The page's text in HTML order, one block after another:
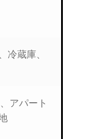
冷蔵庫、
アパート